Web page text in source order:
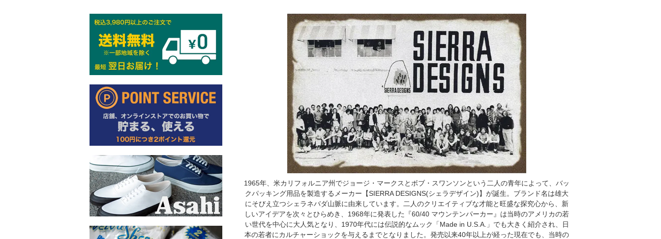
1965年、米カリフォルニア州でジョージ・マークスとボブ・スワンソンという二人の青年によって、バッ
クパッキング用品を製造するメーカー【SIERRA DESIGNS(シェラデザイン)】が誕生。ブランド名は雄大
にそびえ立つシェラネバダ山脈に由来しています。二人のクリエイティブな才能と旺盛な探究心から、新
しいアイデアを次々とひらめき、1968年に発表した『60/40 マウンテンパーカー』は当時のアメリカの若
い世代を中心に大人気となり、1970年代には伝説的なムック「Made in U.S.A.」でも大きく紹介され、日
本の若者にカルチャーショックを与えるまでとなりました。発売以来40年以上が経った現在でも、当時の